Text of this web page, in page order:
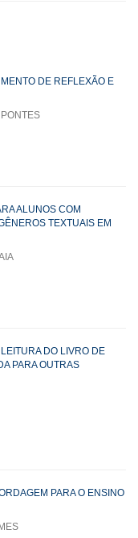
DE REFLEXÃO E
ALUNOS COM
TEXTUAIS EM
DO LIVRO DE
PARA OUTRAS
PARA O ENSINO